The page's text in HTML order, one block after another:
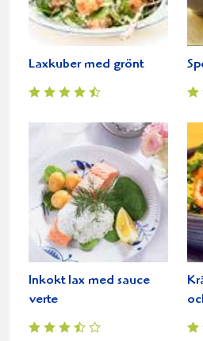
Laxkuber med grönt
Inkokt lax med sauce
verte